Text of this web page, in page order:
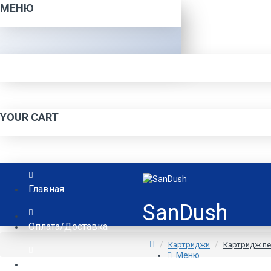
МЕНЮ
YOUR CART
Главная
Оплата/Доставка
SanDush
Меню
Картриджи Картридж